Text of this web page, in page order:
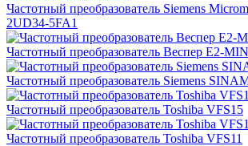
Частотный преобразователь Siemens
2UD34-5FA1
Частотный преобразователь Веспер E2-
Частотный преобразователь Siemens
Частотный преобразователь Toshiba VFS15
Частотный преобразователь Toshiba VFS11